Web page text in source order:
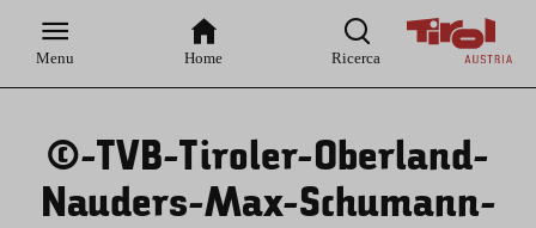
Hauptnavigation
Inhaltsbereich
Menu Home Ricerca
©-TVB-Tiroler-Oberland-
Nauders-Max-Schumann-